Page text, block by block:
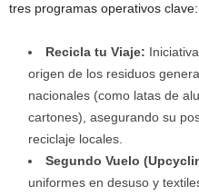
tres programas operativos clave:
Recicla tu Viaje:
origen de los residuos
nacionales (como latas de
cartones), asegurando su
reciclaje locales.
Segundo Vuelo
uniformes en desuso y